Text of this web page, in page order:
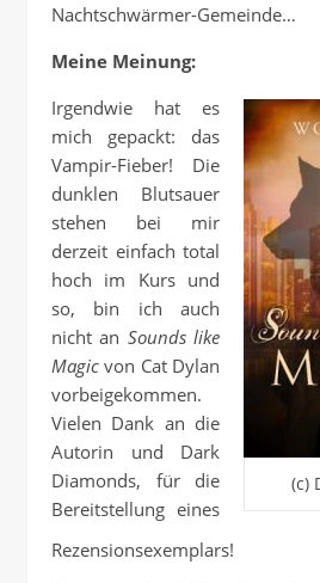
Nachtschwärmer-Gemeinde…
Meine Meinung:
(c)
Irgendwie hat es
mich gepackt: das
Vampir-Fieber! Die
dunklen Blutsauer
stehen bei mir
derzeit einfach total
hoch im Kurs und
so, bin ich auch
nicht an Sounds like
Magic von Cat Dylan
vorbeigekommen.
Vielen Dank an die
Autorin und Dark
Diamonds, für die
Bereitstellung eines
Rezensionsexemplars!